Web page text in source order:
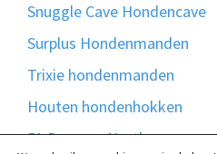
Snuggle Cave Hondencave
Surplus Hondenmanden
Trixie hondenmanden
Houten hondenhokken
51 Degrees North